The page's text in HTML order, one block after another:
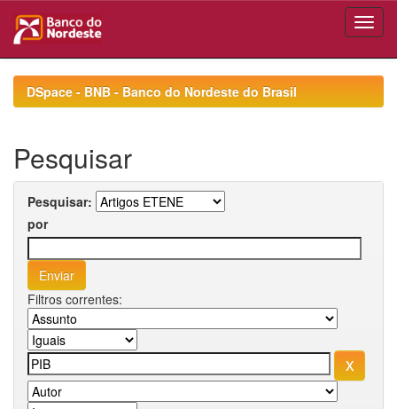
navigationDSpace - BNB - Banco do Nordeste do Brasil
Pesquisar
Pesquisar:
por
Filtros correntes: